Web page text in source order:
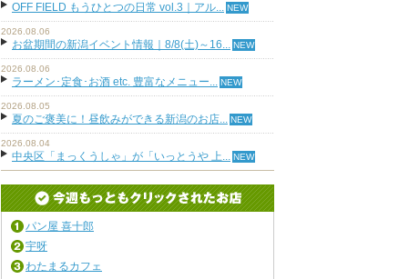
OFF FIELD もうひとつの日常 vol.3｜アル...
2026.08.06
お盆期間の新潟イベント情報｜8/8(土)～16...
2026.08.06
ラーメン･定食･お酒 etc. 豊富なメニュー...
2026.08.05
夏のご褒美に！昼飲みができる新潟のお店...
2026.08.04
中央区「まっくうしゃ」が「いっとうや 上...
パン屋 喜十郎
宇呀
わたまるカフェ